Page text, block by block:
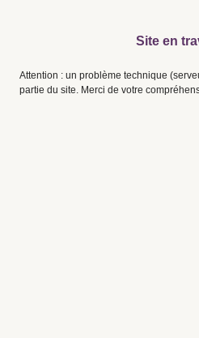
Site en
Attention : un problème technique
partie du site. Merci de votre